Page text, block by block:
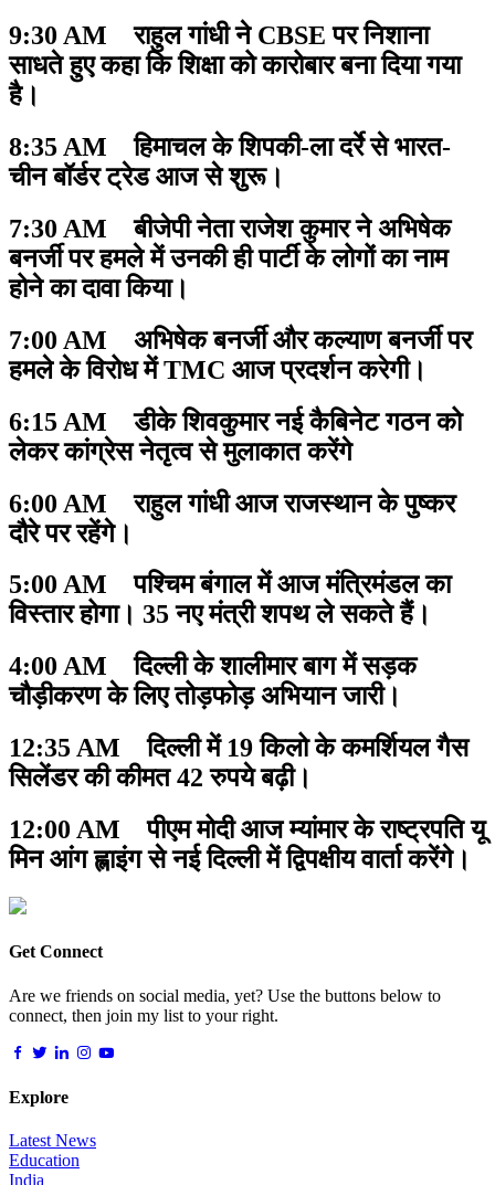
9:30 AM राहुल गांधी ने CBSE पर निशाना
साधते हुए कहा कि शिक्षा को कारोबार बना दिया गया
है।
8:35 AM हिमाचल के शिपकी-ला दर्रे से भारत-
चीन बॉर्डर ट्रेड आज से शुरू।
7:30 AM बीजेपी नेता राजेश कुमार ने अभिषेक
बनर्जी पर हमले में उनकी ही पार्टी के लोगों का नाम
होने का दावा किया।
7:00 AM अभिषेक बनर्जी और कल्याण बनर्जी पर
हमले के विरोध में TMC आज प्रदर्शन करेगी।
6:15 AM डीके शिवकुमार नई कैबिनेट गठन को
लेकर कांग्रेस नेतृत्व से मुलाकात करेंगे
6:00 AM राहुल गांधी आज राजस्थान के पुष्कर
दौरे पर रहेंगे।
5:00 AM पश्चिम बंगाल में आज मंत्रिमंडल का
विस्तार होगा। 35 नए मंत्री शपथ ले सकते हैं।
4:00 AM दिल्ली के शालीमार बाग में सड़क
चौड़ीकरण के लिए तोड़फोड़ अभियान जारी।
12:35 AM दिल्ली में 19 किलो के कमर्शियल गैस
सिलेंडर की कीमत 42 रुपये बढ़ी।
12:00 AM पीएम मोदी आज म्यांमार के राष्ट्रपति यू
मिन आंग ह्लाइंग से नई दिल्ली में द्विपक्षीय वार्ता करेंगे।
Get Connect
Are we friends on social media, yet? Use the buttons below to
connect, then join my list to your right.
Explore
Latest News
Education
India